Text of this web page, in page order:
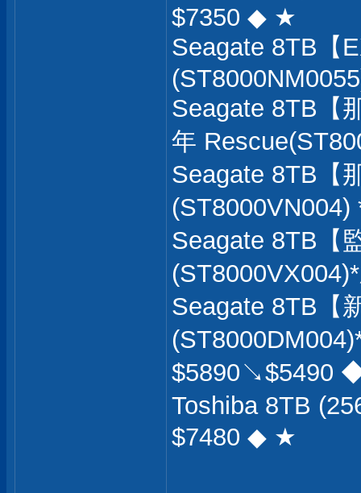
$7350 ◆ ★
Seagate 8TB【
Seagate 8TB【
年
Seagate 8TB【
Seagate 8TB【
Seagate 8TB【
$5890↘$5490
Toshiba 8TB
$7480 ◆ ★